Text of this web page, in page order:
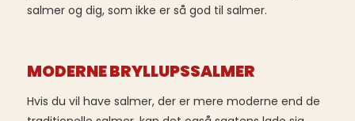
salmer og dig, som ikke er så god til salmer.
MODERNE BRYLLUPSSALMER
Hvis du vil have salmer, der er mere moderne end de